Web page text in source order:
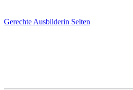
Gerechte Ausbilderin Selten